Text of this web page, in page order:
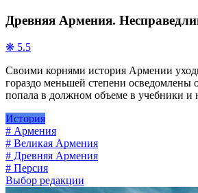
Древняя Армения.
❋ 5.5
Своими корнями история Армении
гораздо меньшей степени
попала в должном объеме в учебники и
История
# Армения
# Великая Армения
# Древняя Армения
# Персия
Выбор редакции